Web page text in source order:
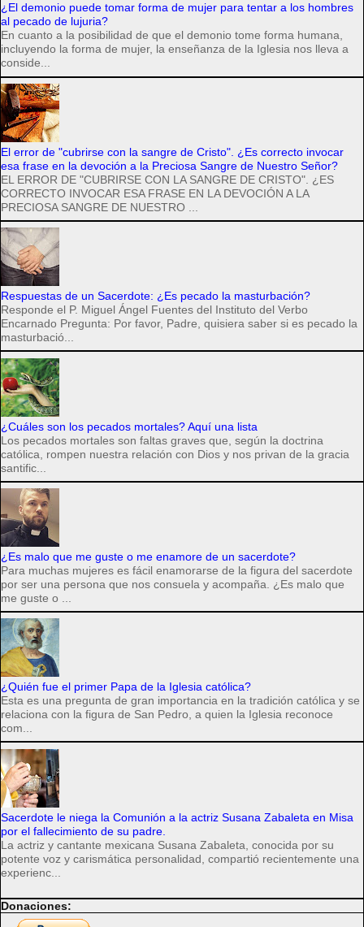
¿El demonio puede tomar forma de mujer para tentar a los hombres
al pecado de lujuria?
En cuanto a la posibilidad de que el demonio tome forma humana,
incluyendo la forma de mujer, la enseñanza de la Iglesia nos lleva a
conside...
El error de "cubrirse con la sangre de Cristo". ¿Es correcto invocar
esa frase en la devoción a la Preciosa Sangre de Nuestro Señor?
EL ERROR DE "CUBRIRSE CON LA SANGRE DE CRISTO". ¿ES
CORRECTO INVOCAR ESA FRASE EN LA DEVOCIÓN A LA
PRECIOSA SANGRE DE NUESTRO ...
Respuestas de un Sacerdote: ¿Es pecado la masturbación?
Responde el P. Miguel Ángel Fuentes del Instituto del Verbo
Encarnado Pregunta: Por favor, Padre, quisiera saber si es pecado la
masturbació...
¿Cuáles son los pecados mortales? Aquí una lista
Los pecados mortales son faltas graves que, según la doctrina
católica, rompen nuestra relación con Dios y nos privan de la gracia
santific...
¿Es malo que me guste o me enamore de un sacerdote?
Para muchas mujeres es fácil enamorarse de la figura del sacerdote
por ser una persona que nos consuela y acompaña. ¿Es malo que
me guste o ...
¿Quién fue el primer Papa de la Iglesia católica?
Esta es una pregunta de gran importancia en la tradición católica y se
relaciona con la figura de San Pedro, a quien la Iglesia reconoce
com...
Sacerdote le niega la Comunión a la actriz Susana Zabaleta en Misa
por el fallecimiento de su padre.
La actriz y cantante mexicana Susana Zabaleta, conocida por su
potente voz y carismática personalidad, compartió recientemente una
experienc...
Donaciones: